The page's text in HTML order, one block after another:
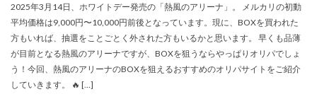
2025年3月14日、ホワイトデー発売の「熱風のアリーナ」。 メルカリの初動
平均価格は9,000円〜10,000円前後となっています。現に、BOXを買われた
方もいれば、抽選をことごとく外された方もいるかと思います。 早くも品薄
が目前となる熱風のアリーナですが、BOXを狙うならやっぱりオリパでしょ
う！今回、熱風のアリーナのBOXを狙えるおすすめのオリパサイトをご紹介
していきます。 🔥 […]